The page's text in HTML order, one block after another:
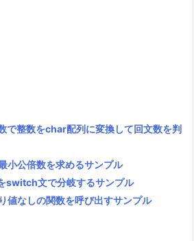
で整数をchar配列に変換して回文数を判
小公倍数を求めるサンプル
switch文で分岐するサンプル
値なしの関数を呼び出すサンプル